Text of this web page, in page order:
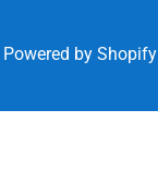
Powered by Shopify